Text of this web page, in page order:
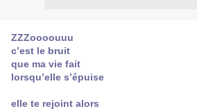
ZZZoooouuu
c’est le bruit
que ma vie fait
lorsqu’elle s’épuise
elle te rejoint alors